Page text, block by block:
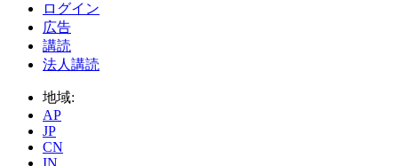
ログイン
広告
講読
法人講読
地域:
AP
JP
CN
IN